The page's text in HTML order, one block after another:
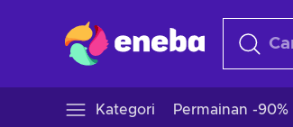
Kategori Permainan -90%